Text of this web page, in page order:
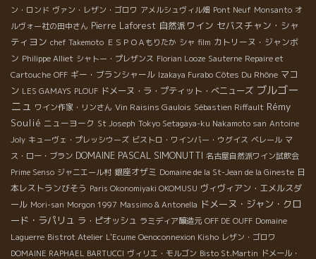
ン・ロンド ヴァン・レザン・ゴロワ アメルシュヴィル畑 Pont Neuf Monsanto オ
ルヴォー社の田中さん Pierre Laforest 自然派ワイン セバスチャン・シャ
ティヨン chef Takemoto ＥＳＰＯＡもりたか シャ film カトリーヌ・ジャンボ
ン Philippe Alliet シャトー・プレザンス Florian Looze Sauterne Repaire et
Cartouche OFF ギー・ブランシャール Izakaya Furabo Côtes Du Rhône マコ
ン LES GAMAYS PLOUF ドメーヌ・ラ・プティット・べニューズ ブルゴー
ニュ ワイン作家・リンさん Vin Raisins Gaulois Sébastien Riffault Rémy
Soulié ニューヨーク St Joseph Tokyo Setagaya-ku Nakamoto san Antoine
Joly キューヴェ・プレッシウーズ ビストロ・ワインバー・ウグイス ベレール マ
ス・ロー・ブラン DOMAINE PASCAL SIMONUTTI 名古屋自然派ワイン試飲会
Prime Senso ジャニエール村 銀座オザミ Domaine de la St-Jean de la Gineste 日
本レストランびそう Paris Okonomiyaki OKOMUSU ヴィヴィアン・エメルスダ
ール Mori-san Morgon 1997 Massimo & Antonella ドメーヌ・ジャン・クロ
ード・ラパリュ ラ・ピオッシュ ラミディア醸造元 OFF DE OUFF Domaine
Laguerre Bistrot Atelier L'Ecume Oenoconnexion Kisho レザン・ゴロワ
DOMAINE RAPHAEL BARTUCCI ヴィリエ・モルゴン Bisto St.Martin ドメール・